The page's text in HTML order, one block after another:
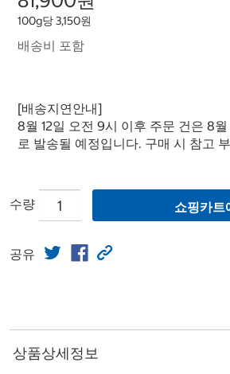
100g당 3,150원
배송비 포함
[배송지연안내]
8월 12일 오전 9시 이후 주문 건은 8
로 발송될 예정입니다. 구매 시 참고
수량 쇼핑카트
공유
상품상세정보